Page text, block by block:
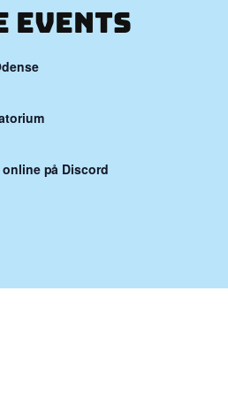
events
på Discord